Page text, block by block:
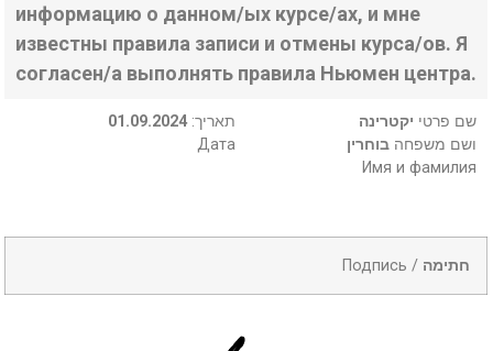
информацию о данном/ых курсе/ах, и мне
известны правила записи и отмены курса/ов. Я
согласен/а выполнять правила Ньюмен центра.
01.09.2024 :תאריך
Дата
שם פרטי יקטרינה
ושם משפחה בוחרין
Имя и фамилия
Подпись / חתימה